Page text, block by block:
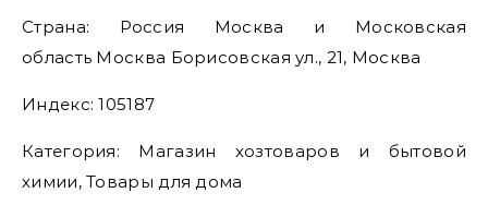
Страна: Россия Москва и Московская
область Москва Борисовская ул., 21, Москва
Индекс: 105187
Категория: Магазин хозтоваров и бытовой
химии, Товары для дома